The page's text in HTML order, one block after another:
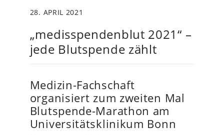
28. APRIL 2021
„medisspendenblut 2021“ –
jede Blutspende zählt
Medizin-Fachschaft
organisiert zum zweiten Mal
Blutspende-Marathon am
Universitätsklinikum Bonn